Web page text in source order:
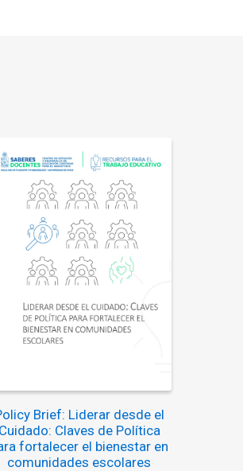
Brief: Liderar desde el
Cuidado: Claves de Política
fortalecer el bienestar en
comunidades escolares